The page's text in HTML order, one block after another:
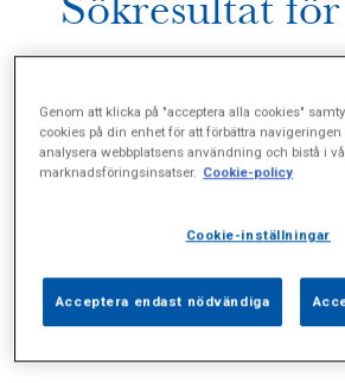
Vårdgivare (0)
Genom att klicka på "acceptera alla cookies"
cookies på din enhet för att förbättra navigeringen
analysera webbplatsens användning och bistå i
marknadsföringsinsatser. Cookie-policy
Cookie-inställningar
Acceptera endast nödvändiga